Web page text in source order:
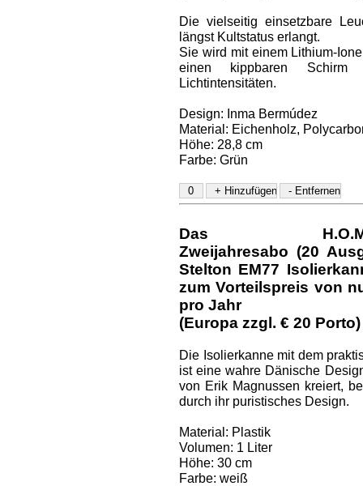
Die vielseitig einsetzbare
längst Kultstatus erlangt.
Sie wird mit einem Lithium-
einen kippbaren Schirm
Lichtintensitäten.
Design: Inma Bermúdez
Material: Eichenholz,
Höhe: 28,8 cm
Farbe: Grün
Das H.O.M.E.-
Zweijahresabo (20
Stelton EM77
zum Vorteilspreis von
pro Jahr
(Europa zzgl. € 20 Porto)
Die Isolierkanne mit dem
ist eine wahre Dänische
von Erik Magnussen kreiert,
durch ihr puristisches Design.
Material: Plastik
Volumen: 1 Liter
Höhe: 30 cm
Farbe: weiß